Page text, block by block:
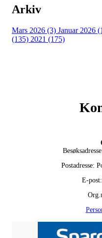
Arkiv
Mars 2026 (3) Januar 2026
(135) 2021 (175)
Postadresse:
E-